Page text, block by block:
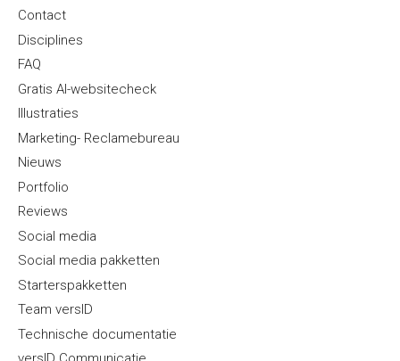
Contact
Disciplines
FAQ
Gratis AI-websitecheck
Illustraties
Marketing- Reclamebureau
Nieuws
Portfolio
Reviews
Social media
Social media pakketten
Starterspakketten
Team versID
Technische documentatie